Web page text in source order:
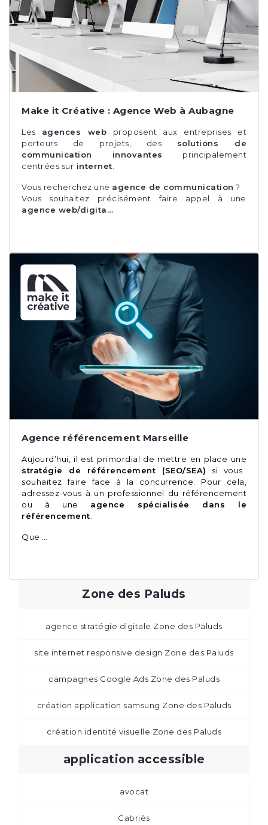
Make it Créative : Agence Web à Aubagne
Les agences web proposent aux entreprises et
porteurs de projets, des solutions de
communication innovantes
principalement
centrées sur internet
Vous recherchez une agence de communication ?
Vous souhaitez précisément faire appel à une
agence web/digita…
Agence référencement Marseille
Aujourd’hui, il est primordial de mettre en place une
stratégie de référencement (SEO/SEA) si vous
souhaitez faire face à la concurrence. Pour cela,
adressez-vous à un professionnel du référencement
ou à une agence spécialisée dans le
référencement
Que …
Zone des Paluds
agence stratégie digitale Zone des Paluds
site internet responsive design Zone des Paluds
campagnes Google Ads Zone des Paluds
création application samsung Zone des Paluds
création identité visuelle Zone des Paluds
application accessible
avocat
Cabriès